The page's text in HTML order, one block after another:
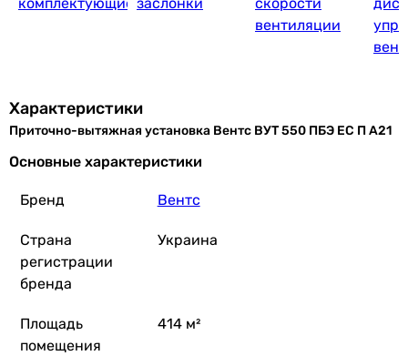
комплектующие заслонки
скорости
вентиляции
Характеристики
Приточно-вытяжная установка Вентс ВУТ 550 ПБЭ ЕС П А21
Основные характеристики
Бренд Вентс
Страна
регистрации
бренда
Украина
Площадь
помещения
414 м²